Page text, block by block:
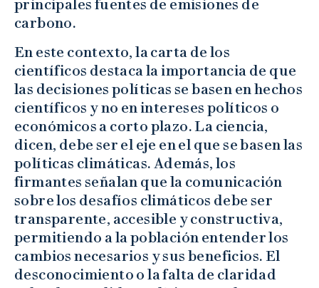
principales fuentes de emisiones de
carbono.
En este contexto, la carta de los
científicos destaca la importancia de que
las decisiones políticas se basen en hechos
científicos y no en intereses políticos o
económicos a corto plazo. La ciencia,
dicen, debe ser el eje en el que se basen las
políticas climáticas. Además, los
firmantes señalan que la comunicación
sobre los desafíos climáticos debe ser
transparente, accesible y constructiva,
permitiendo a la población entender los
cambios necesarios y sus beneficios. El
desconocimiento o la falta de claridad